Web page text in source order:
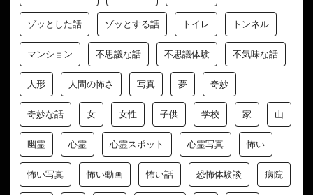
ゾッとした話 ゾッとする話 トイレ トンネル
マンション 不思議な話 不思議体験 不気味な話
人形 人間の怖さ 写真 夢 奇妙
奇妙な話 女 女性 子供 学校 家 山
幽霊 心霊 心霊スポット 心霊写真 怖い
怖い写真 怖い動画 怖い話 恐怖体験談 病院